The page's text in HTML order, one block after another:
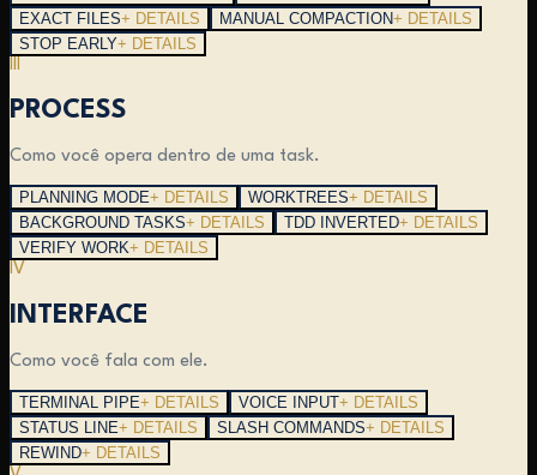
EXACT FILES+ DETAILS MANUAL COMPACTION+ DETAILS
STOP EARLY+ DETAILS
PROCESS
Como você opera dentro de uma task.
PLANNING MODE+ DETAILS WORKTREES+ DETAILS
BACKGROUND TASKS+ DETAILS TDD INVERTED+ DETAILS
VERIFY WORK+ DETAILS
IV
INTERFACE
Como você fala com ele.
TERMINAL PIPE+ DETAILS VOICE INPUT+ DETAILS
STATUS LINE+ DETAILS SLASH COMMANDS+ DETAILS
REWIND+ DETAILS